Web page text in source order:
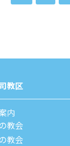
教区
内
教会
教会